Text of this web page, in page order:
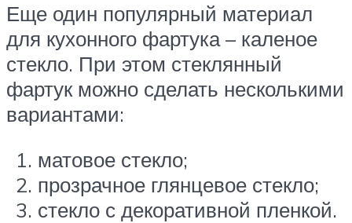
Еще один популярный материал
для кухонного фартука – каленое
стекло. При этом стеклянный
фартук можно сделать несколькими
вариантами:
матовое стекло;
прозрачное глянцевое стекло;
стекло с декоративной пленкой.